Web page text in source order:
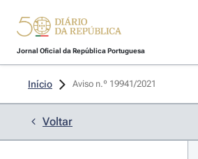
Jornal Oficial da República Portuguesa
Início Aviso n.º 19941/2021
Voltar